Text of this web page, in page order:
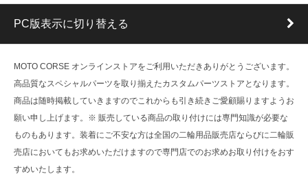
PC版表示に切り替える
MOTO CORSE オンラインストアをご利用いただきありがとうございます。
高品質なスペシャルパーツを取り揃えたカスタムパーツストアとなります。
商品は随時掲載していきますのでこれからも引き続きご愛顧賜りますようお
願い申し上げます。※ 販売している商品の取り付けには専門知識が必要な
ものもあります。装着にご不安な方は全国の二輪用品販売店ならびに二輪販
売店においてもお求めいただけますので専門店でのお求めお取り付けをおす
すめいたします。